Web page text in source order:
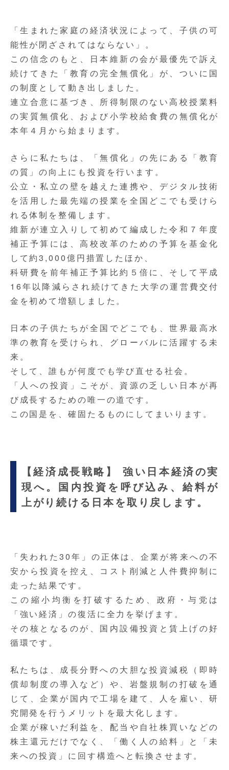
「生まれた家庭の経済状況によって、子供の可
能性が閉ざされてはならない」。
この信念のもと、日本維新の会が最優先で訴え
続けてきた「教育の完全無償化」が、ついに国
の制度として動き出しました。
連立合意に基づき、所得制限のない高校授業料
の実質無償化、および小学校給食費の無償化が
本年４月から始まります。
さらに私たちは、「無償化」の先にある「教育
の質」の向上にも投資を行います。
公立・私立の壁を越えた連携や、デジタル技術
を活用した最先端の授業を全国どこでも受けら
れる体制を整備します。
維新が連立入りして初めて編成した令和７年度
補正予算 には、高校改革のための予算を基金化
して約3,000億円措置したほか、
科研費を前年補正予算比約５倍に、そして平成
16年以降減らされ続けてきた大学の運営費交付
金を初めて増額 しました。
日本の子供たちが全国でどこでも、世界最高水
準の教育を受けられ、グローバルに活躍する未
来。
そして、誰もが何度でも学び直せる社会。
「人への投資」こそが、資源の乏しい日本が再
び成長するための唯一の道 です。
この国是を、確固たるものにしてまいります。
【経済成長戦略】 強い日本経済の実
現へ。国内投資を呼び込み、給料が
上がり続ける日本を取り戻します。
「失われた30年」の正体は、企業が将来への不
安から投資を控え、コスト削減と人件費抑制に
走った結果です。
この縮小均衡を打破するため、政府・与党は
「強い経済」の復活に全力を挙げます。
その核となるのが、国内設備投資と賃上げの好
循環です。
私たちは、成長分野への大胆な投資減税（即時
償却制度の導入など）や、岩盤規制の打破を通
じて、企業が国内で工場を建て、人を雇い、研
究開発を行うメリットを最大化します。
企業が稼いだ利益を、配当や自社株買いなどの
株主還元だけでなく、「働く人の給料」と「未
来への投資」に回す構造へと転換させます。